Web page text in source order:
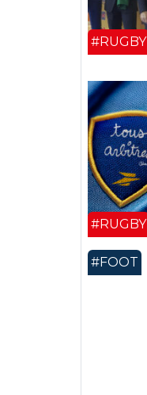
#RUGBY
#RUGBY
#FOOT